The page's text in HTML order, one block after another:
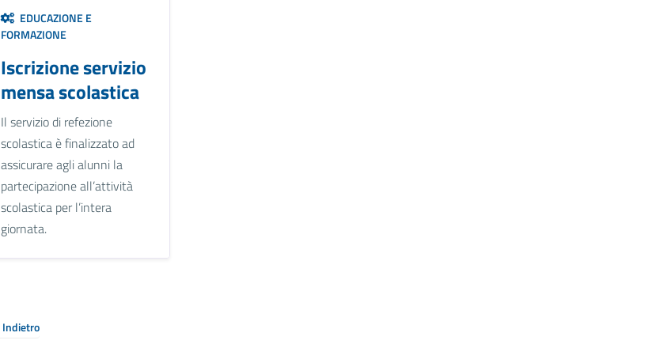
EDUCAZIONE E
FORMAZIONE
Iscrizione servizio
mensa scolastica
Il servizio di refezione
scolastica è finalizzato ad
assicurare agli alunni la
partecipazione all’attività
scolastica per l’intera
giornata.
Indietro